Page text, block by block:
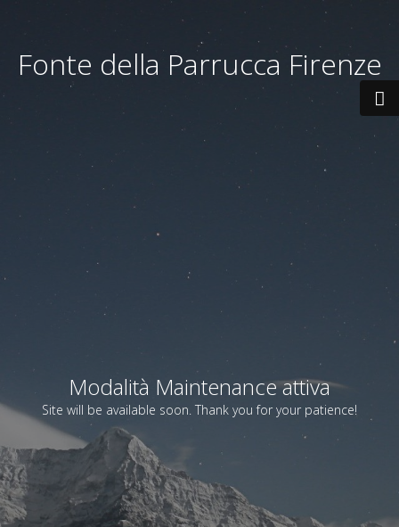
Fonte della Parrucca Firenze
Modalità Maintenance attiva
Site will be available soon. Thank you for your patience!